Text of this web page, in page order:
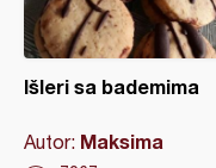
Išleri sa bademima
Autor: Maksima